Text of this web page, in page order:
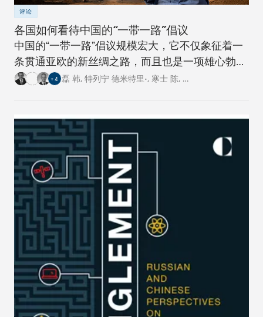
评论
各国如何看待中国的“一带一路”倡议
中国的“一带一路”倡议规模宏大，它不仅象征着一
条贯通亚欧的新丝绸之路，而且也是一项雄心勃勃
的跨国基础设施建设工程。对此，卡内基四个研究
+4 磊 韩, 特列宁 德米特里•, 寒士 陈, …